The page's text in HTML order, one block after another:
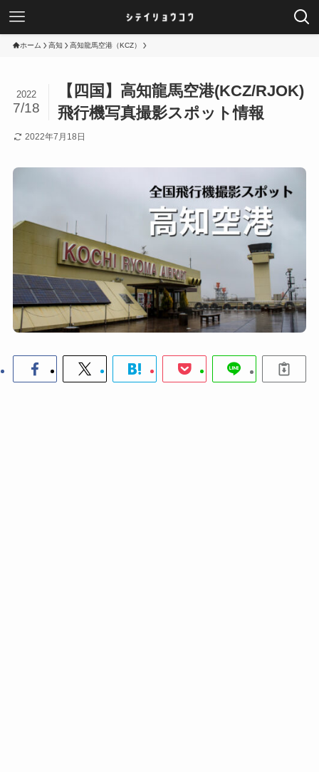
ホーム 高知 高知龍馬空港（KCZ）
【四国】高知龍馬空港(KCZ/RJOK)
飛行機写真撮影スポット情報
2022
7/18
2022年7月18日